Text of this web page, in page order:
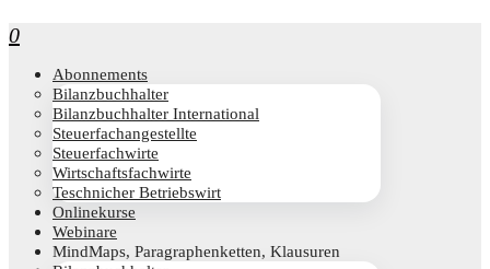
0
Abon­ne­ments
Bilanz­buch­hal­ter
Bilanz­buch­hal­ter International
Steu­er­fach­an­ge­stell­te
Steu­er­fach­wir­te
Wirt­schafts­fach­wir­te
Teschni­cher Betriebswirt
Online­kur­se
Web­i­na­re
Mind­Maps, Para­gra­phen­ket­ten, Klausuren